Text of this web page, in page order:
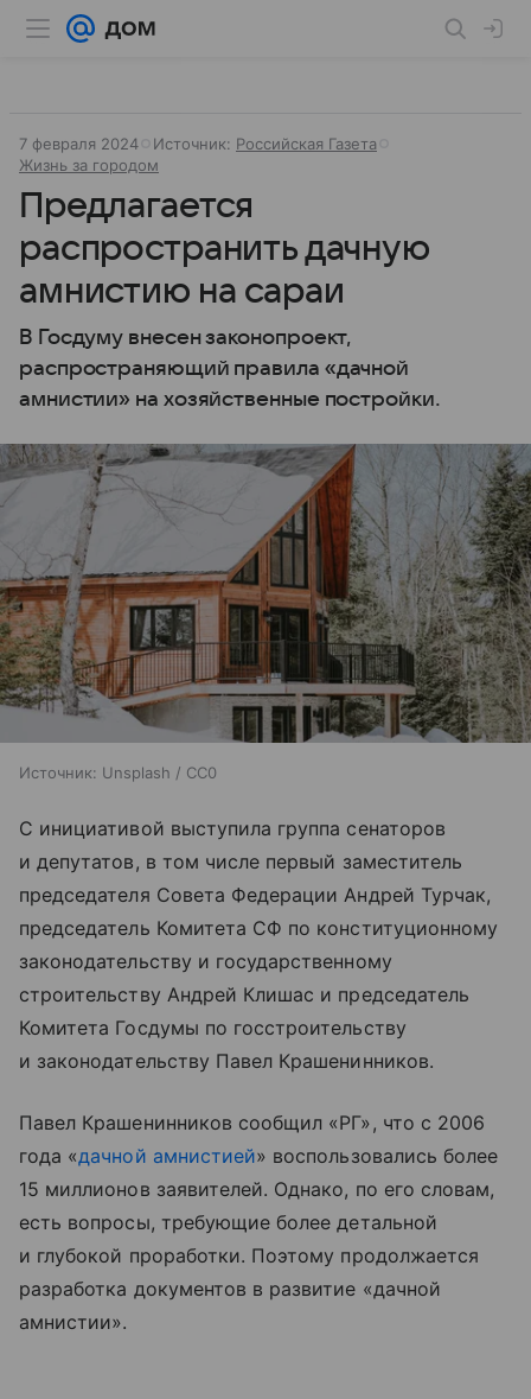
7 февраля 2024 Источник: Российская Газета
Жизнь за городом
Предлагается
распространить дачную
амнистию на сараи
В Госдуму внесен законопроект,
распространяющий правила «дачной
амнистии» на хозяйственные постройки.
Источник: Unsplash / CC0
С инициативой выступила группа сенаторов
и депутатов, в том числе первый заместитель
председателя Совета Федерации Андрей Турчак,
председатель Комитета СФ по конституционному
законодательству и государственному
строительству Андрей Клишас и председатель
Комитета Госдумы по госстроительству
и законодательству Павел Крашенинников.
Павел Крашенинников сообщил «РГ», что с 2006
года «дачной амнистией» воспользовались более
15 миллионов заявителей. Однако, по его словам,
есть вопросы, требующие более детальной
и глубокой проработки. Поэтому продолжается
разработка документов в развитие «дачной
амнистии».